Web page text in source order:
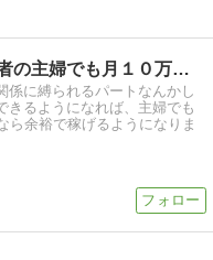
ネットビジネス初心者の主婦でも月１０万稼ぐ方法
係に縛られるパートなんかし
きるようになれば、主婦でも
ら余裕で稼げるようになりま